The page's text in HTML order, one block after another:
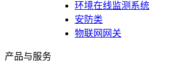
环境在线监测系统
安防类
物联网网关
产品与服务